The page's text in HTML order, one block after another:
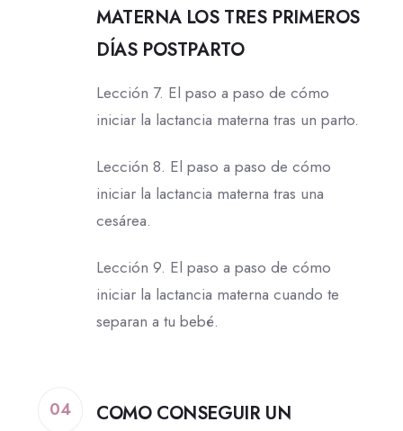
MATERNA LOS TRES PRIMEROS
DÍAS POSTPARTO
Lección 7. El paso a paso de cómo
iniciar la lactancia materna tras un parto.
Lección 8. El paso a paso de cómo
iniciar la lactancia materna tras una
cesárea.
Lección 9. El paso a paso de cómo
iniciar la lactancia materna cuando te
separan a tu bebé.
04
COMO CONSEGUIR UN